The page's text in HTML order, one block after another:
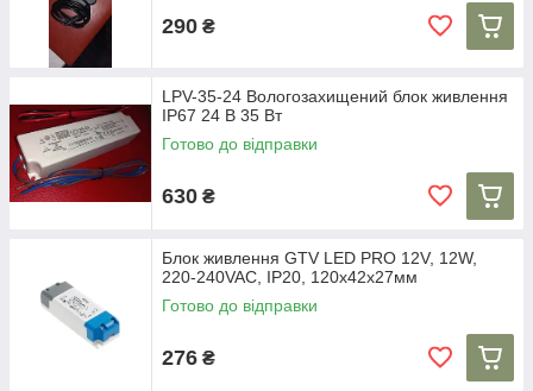
290 ₴
LPV-35-24 Вологозахищений блок живлення
IP67 24 В 35 Вт
Готово до відправки
630 ₴
Блок живлення GTV LED PRO 12V, 12W,
220-240VAC, IP20, 120x42x27мм
Готово до відправки
276 ₴